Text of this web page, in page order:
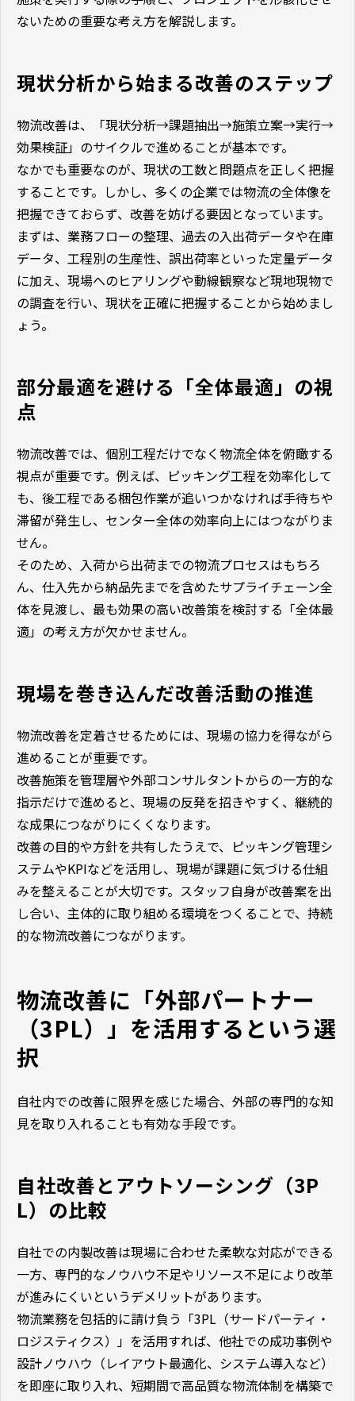
ないための重要な考え方を解説します。
現状分析から始まる改善のステップ
物流改善は、「現状分析→課題抽出→施策立案→実行→
効果検証」のサイクルで進めることが基本です。
なかでも重要なのが、現状の工数と問題点を正しく把握
することです。しかし、多くの企業では物流の全体像を
把握できておらず、改善を妨げる要因となっています。
まずは、業務フローの整理、過去の入出荷データや在庫
データ、工程別の生産性、誤出荷率といった定量データ
に加え、現場へのヒアリングや動線観察など現地現物で
の調査を行い、現状を正確に把握することから始めまし
ょう。
部分最適を避ける「全体最適」の視
点
物流改善では、個別工程だけでなく物流全体を俯瞰する
視点が重要です。例えば、ピッキング工程を効率化して
も、後工程である梱包作業が追いつかなければ手待ちや
滞留が発生し、センター全体の効率向上にはつながりま
せん。
そのため、入荷から出荷までの物流プロセスはもちろ
ん、仕入先から納品先までを含めたサプライチェーン全
体を見渡し、最も効果の高い改善策を検討する「全体最
適」の考え方が欠かせません。
現場を巻き込んだ改善活動の推進
物流改善を定着させるためには、現場の協力を得ながら
進めることが重要です。
改善施策を管理層や外部コンサルタントからの一方的な
指示だけで進めると、現場の反発を招きやすく、継続的
な成果につながりにくくなります。
改善の目的や方針を共有したうえで、ピッキング管理シ
ステムやKPIなどを活用し、現場が課題に気づける仕組
みを整えることが大切です。スタッフ自身が改善案を出
し合い、主体的に取り組める環境をつくることで、持続
的な物流改善につながります。
物流改善に「外部パートナー
（3PL）」を活用するという選
択
自社内での改善に限界を感じた場合、外部の専門的な知
見を取り入れることも有効な手段です。
自社改善とアウトソーシング（3P
L）の比較
自社での内製改善は現場に合わせた柔軟な対応ができる
一方、専門的なノウハウ不足やリソース不足により改革
が進みにくいというデメリットがあります。
物流業務を包括的に請け負う「3PL（サードパーティ・
ロジスティクス）」を活用すれば、他社での成功事例や
設計ノウハウ（レイアウト最適化、システム導入など）
を即座に取り入れ、短期間で高品質な物流体制を構築で